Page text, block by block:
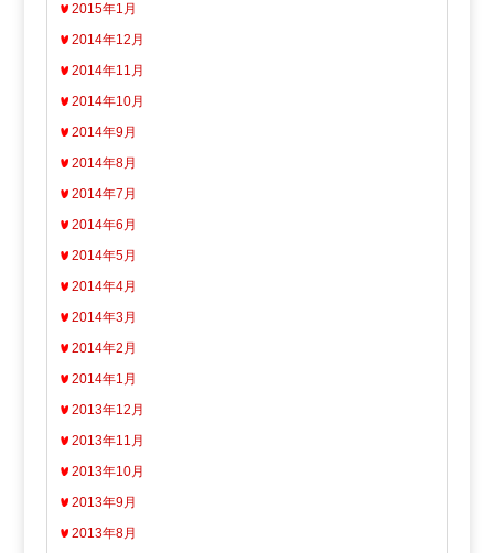
2015年1月
2014年12月
2014年11月
2014年10月
2014年9月
2014年8月
2014年7月
2014年6月
2014年5月
2014年4月
2014年3月
2014年2月
2014年1月
2013年12月
2013年11月
2013年10月
2013年9月
2013年8月